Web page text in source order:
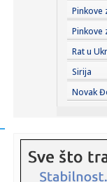
16:12:U
16:11:
zamerki
16:10:
Miletić
16:09:
požar u ...
Pinkove
Pinkove
Rat u
Sirija
Novak